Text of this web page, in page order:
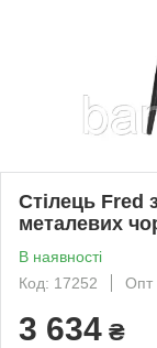
Стілець Fred
металевих
В наявності
Код: 17252
Опт
3 634 ₴